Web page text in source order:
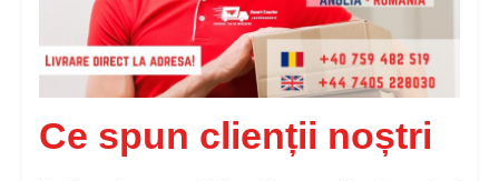
Ce spun clienții noștri